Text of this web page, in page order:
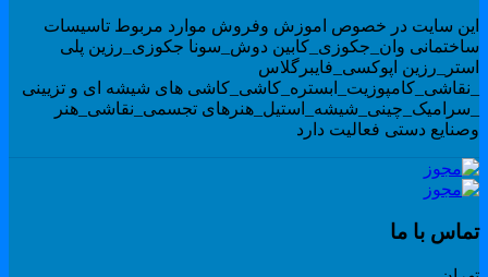
سایت در خصوص اموزش وفروش موارد مربوط تاسیسات
وان_جکوزی_کابین دوش_سونا جکوزی_رزین پلی
اپوکسی_فایبرگلاس
های شیشه ای و تزیینی
تجسمی_نقاشی_هنر
دستی فعالیت دارد
با ما